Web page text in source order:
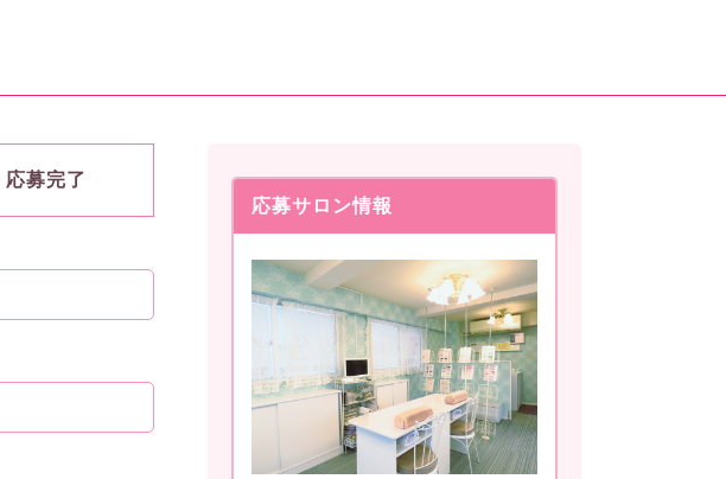
応募完了
応募サロン情報